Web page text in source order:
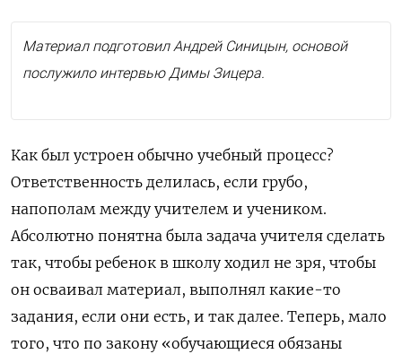
Материал подготовил Андрей Синицын, основой
послужило интервью Димы Зицера.
Как был устроен обычно учебный процесс?
Ответственность делилась, если грубо,
напополам между учителем и учеником.
Абсолютно понятна была задача учителя сделать
так, чтобы ребенок в школу ходил не зря, чтобы
он осваивал материал, выполнял какие-то
задания, если они есть, и так далее. Теперь, мало
того, что по закону «обучающиеся обязаны